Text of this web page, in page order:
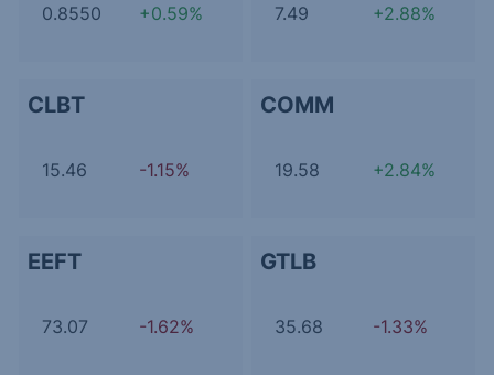
0.8550 +0.59% 7.49 +2.88%
CLBT
15.46 -1.15%
COMM
19.58 +2.84%
EEFT
73.07 -1.62%
GTLB
35.68 -1.33%